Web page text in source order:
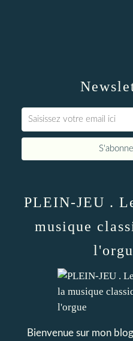
PLEIN-JEU .
musique
Bienvenue sur mon